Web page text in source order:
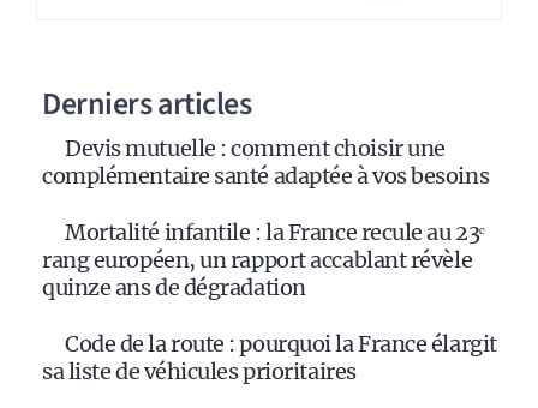
Derniers articles
Devis mutuelle : comment choisir une
complémentaire santé adaptée à vos besoins
Mortalité infantile : la France recule au 23ᵉ
rang européen, un rapport accablant révèle
quinze ans de dégradation
Code de la route : pourquoi la France élargit
sa liste de véhicules prioritaires